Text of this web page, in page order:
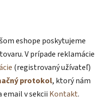
eshope poskytujeme
V prípade reklamácie
(registrovaný užívateľ)
protokol, ktorý nám
email v sekcii Kontakt.